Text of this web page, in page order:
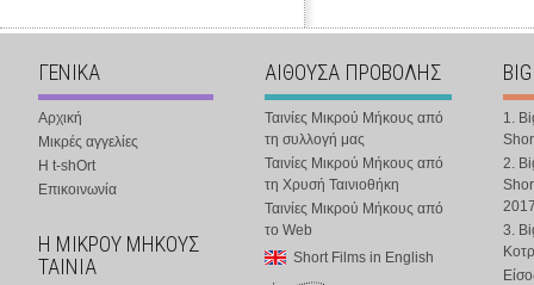
ΓΕΝΙΚΑ
Αρχική
Μικρές αγγελίες
Η t-shOrt
Επικοινωνία
Η ΜΙΚΡΟΥ ΜΗΚΟΥΣ
ΤΑΙΝΙΑ
ΑΙΘΟΥΣΑ ΠΡΟΒΟΛΗΣ
Ταινίες Μικρού Μήκους από
τη συλλογή μας
Ταινίες Μικρού Μήκους από
τη Χρυσή Ταινιοθήκη
Ταινίες Μικρού Μήκους από
το Web
Short Films in English
1.
2.
3.